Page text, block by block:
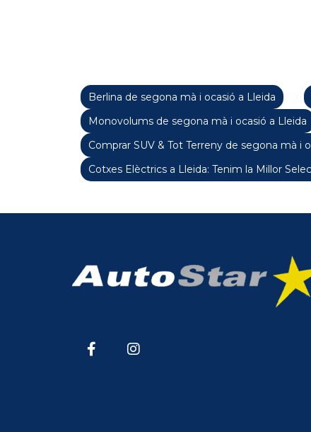
Berlina de segona mà i ocasió a Lleida
Monovolums de segona mà i ocasió a Lleida
Comprar SUV & Tot Terreny de segona mà i
Cotxes Elèctrics a Lleida: Tenim la Millor